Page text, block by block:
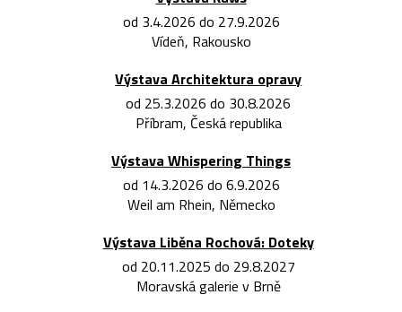
od 3.4.2026 do 27.9.2026
Vídeň, Rakousko
Výstava Architektura opravy
od 25.3.2026 do 30.8.2026
Příbram, Česká republika
Výstava Whispering Things
od 14.3.2026 do 6.9.2026
Weil am Rhein, Německo
Výstava Liběna Rochová: Doteky
od 20.11.2025 do 29.8.2027
Moravská galerie v Brně